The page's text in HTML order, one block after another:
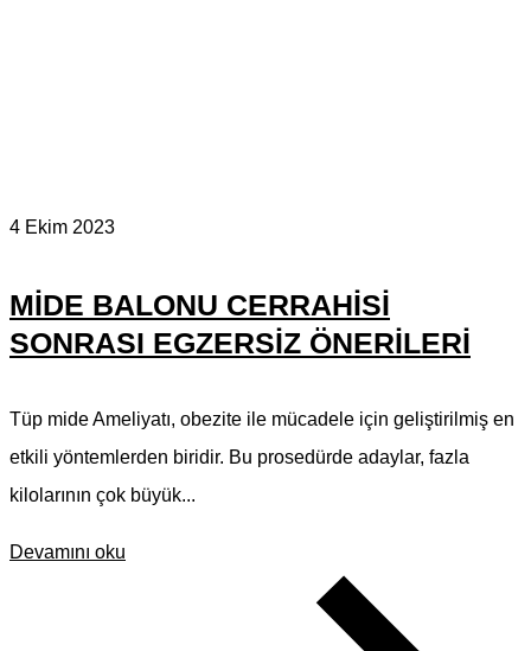
4 Ekim 2023
MIDE BALONU CERRAHISI
SONRASI EGZERSIZ ÖNERILERI
Tüp mide Ameliyatı, obezite ile mücadele için geliştirilmiş en
etkili yöntemlerden biridir. Bu prosedürde adaylar, fazla
kilolarının çok büyük...
Devamını oku